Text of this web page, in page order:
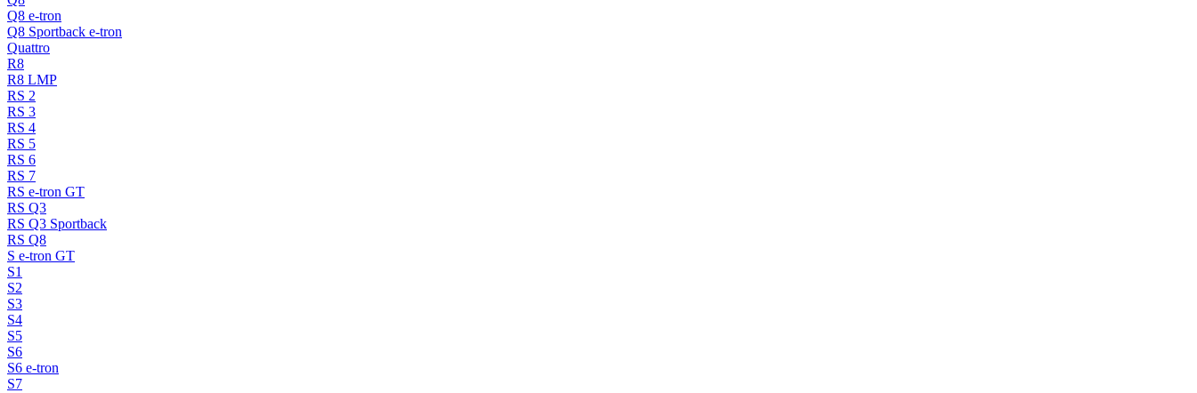
Q8 e-tron
Q8 Sportback e-tron
Quattro
R8
R8 LMP
RS 2
RS 3
RS 4
RS 5
RS 6
RS 7
RS e-tron GT
RS Q3
RS Q3 Sportback
RS Q8
S e-tron GT
S1
S2
S3
S4
S5
S6
S6 e-tron
S7